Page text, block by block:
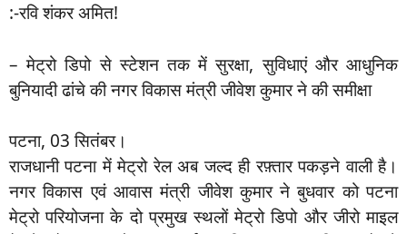
:-रवि शंकर अमित!
– मेट्रो डिपो से स्टेशन तक में सुरक्षा, सुविधाएं और आधुनिक
बुनियादी ढांचे की नगर विकास मंत्री जीवेश कुमार ने की समीक्षा
पटना, 03 सितंबर।
राजधानी पटना में मेट्रो रेल अब जल्द ही रफ़्तार पकड़ने वाली है।
नगर विकास एवं आवास मंत्री जीवेश कुमार ने बुधवार को पटना
मेट्रो परियोजना के दो प्रमुख स्थलों मेट्रो डिपो और जीरो माइल